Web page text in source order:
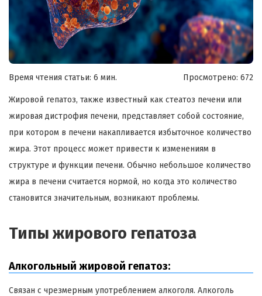
Время чтения статьи: 6 мин. Просмотрено: 672
Жировой гепатоз, также известный как стеатоз печени или
жировая дистрофия печени, представляет собой состояние,
при котором в печени накапливается избыточное количество
жира. Этот процесс может привести к изменениям в
структуре и функции печени. Обычно небольшое количество
жира в печени считается нормой, но когда это количество
становится значительным, возникают проблемы.
Типы жирового гепатоза
Алкогольный жировой гепатоз:
Связан с чрезмерным употреблением алкоголя. Алкоголь